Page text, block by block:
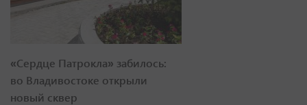
«Сердце Патрокла» забилось:
во Владивостоке открыли
новый сквер